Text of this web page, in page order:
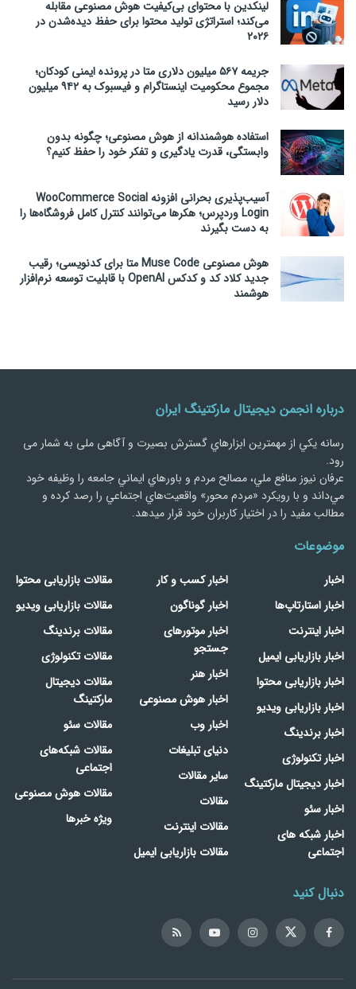
لینکدین با محتوای بی‌کیفیت هوش مصنوعی مقابله
می‌کند؛ استراتژی تولید محتوا برای حفظ دیده‌شدن در
۲۰۲۶
جریمه ۵۶۷ میلیون دلاری متا در پرونده ایمنی کودکان؛
مجموع محکومیت اینستاگرام و فیسبوک به ۹۴۲ میلیون
دلار رسید
استفاده هوشمندانه از هوش مصنوعی؛ چگونه بدون
وابستگی، قدرت یادگیری و تفکر خود را حفظ کنیم؟
آسیب‌پذیری بحرانی افزونه WooCommerce Social
Login وردپرس؛ هکرها می‌توانند کنترل کامل فروشگاه‌ها را
به دست بگیرند
هوش مصنوعی Muse Code متا برای کدنویسی؛ رقیب
جدید کلاد کد و کدکس OpenAI با قابلیت توسعه نرم‌افزار
هوشمند
درباره انجمن دیجیتال مارکتینگ ایران
رسانه يكي از مهمترین ابزارهاي گسترش بصیرت و آگاهی ملی به شمار می
رود.
عرفان نیوز منافع ملي، مصالح مردم و باورهاي ايماني جامعه را وظيفه خود
مي‌داند و با رويكرد «مردم‌ محور» واقعيت‌هاي اجتماعي را رصد کرده و
مطالب مفید را در اختیار کاربران خود قرار میدهد.
موضوعات
اخبار
اخبار استارتاپ‌ها
اخبار اینترنت
اخبار بازاریابی ایمیل
اخبار بازاریابی محتوا
اخبار بازاریابی ویدیو
اخبار برندینگ
اخبار تکنولوژی
اخبار دیجیتال مارکتینگ
اخبار سئو
اخبار شبکه های
اجتماعی
اخبار کسب و کار
اخبار گوناگون
اخبار موتورهای
جستجو
اخبار هنر
اخبار هوش مصنوعی
اخبار وب
دنیای تبلیغات
سایر مقالات
مقالات
مقالات اینترنت
مقالات بازاریابی ایمیل
مقالات بازاریابی محتوا
مقالات بازاریابی ویدیو
مقالات برندینگ
مقالات تکنولوژی
مقالات دیجیتال
مارکتینگ
مقالات سئو
مقالات شبکه‌های
اجتماعی
مقالات هوش مصنوعی
ویژه خبرها
دنبال کنید